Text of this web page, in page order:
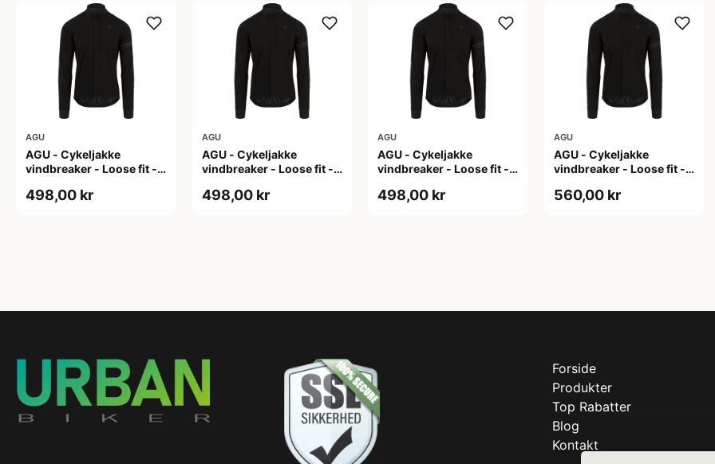
AGU
AGU - Cykeljakke
vindbreaker - Loose fit -
498,00 kr
AGU
AGU - Cykeljakke
vindbreaker - Loose fit -
498,00 kr
AGU
AGU - Cykeljakke
vindbreaker - Loose fit -
498,00 kr
AGU
AGU - Cykeljakke
vindbreaker - Loose fit -
560,00 kr
Forside
Produkter
Top Rabatter
Blog
Kontakt